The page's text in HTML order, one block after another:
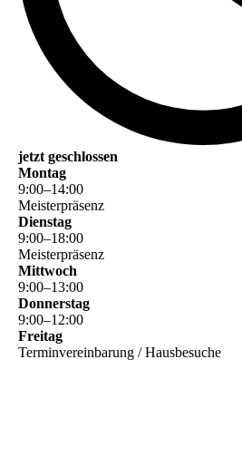
jetzt geschlossen
Montag
9:00–14:00
Meisterpräsenz
Dienstag
9:00–18:00
Meisterpräsenz
Mittwoch
9:00–13:00
Donnerstag
9:00–12:00
Freitag
Terminvereinbarung / Hausbesuche